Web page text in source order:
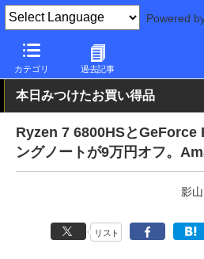
Powered
カテゴリ 過去記事
PC Watch パソコン/タブレット/スマ
本日みつけたお買い得品
Ryzen 7 6800HSとGeForce
ングノートが9万円オフ。
影
リスト